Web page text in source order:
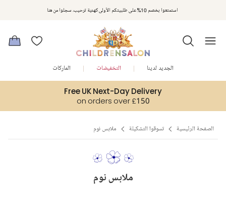
استمتعوا بخصم 10% على طلبيتكم الأولى كهدية ترحيب. سجلوا من هنا
مكافآت تشلدرن صالون | اجمعوا النقاط مع كل عملية شراء لتحصلوا على هدايا حصرية وعروض مصممة خصيصا لتلبي
متطلباتكم
Free UK Next-Day Delivery
on orders over £150
الجديد لدينا التخفيضات الماركات
الصفحة الرئيسية تسوقوا التشكيلة ملابس نوم
ملابس نوم